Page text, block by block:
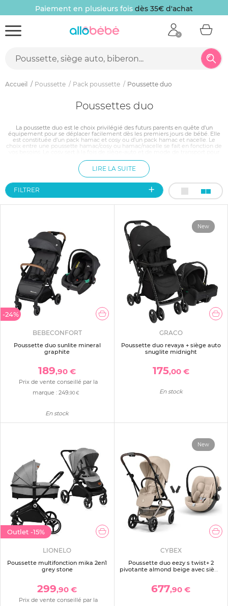
Paiement en plusieurs fois dès 35€ d'achat
Accueil Poussette Pack poussette Poussette duo
Poussettes duo
La poussette duo est le choix privilégié des futurs parents en quête d’un
équipement pour se déplacer facilement dès les premiers jours de bébé. Elle
est constituée d’un pack hamac et cosy ou d’un pack hamac et nacelle. Le
choix entre une poussette hamac/cosy ou hamac/nacelle se fait en fonction de
bébé peut y dormir en position allongée. À partir des 6 mois, votre tout-petit
pourra être installé confortablement dans le hamac pour découvrir le monde.
LIRE LA SUITE
FILTRER
-24%
BEBECONFORT
Poussette duo sunlite mineral
graphite
189,90 €
Prix de vente conseillé par la
marque :249,90 €
En stock
New
GRACO
Poussette duo revaya + siège auto
snuglite midnight
175,00 €
En stock
Outlet -15%
LIONELO
Poussette multifonction mika 2en1
grey stone
299,90 €
Prix de vente conseillé par la
New
CYBEX
Poussette duo eezy s twist+ 2
pivotante almond beige avec siège
677,90 €